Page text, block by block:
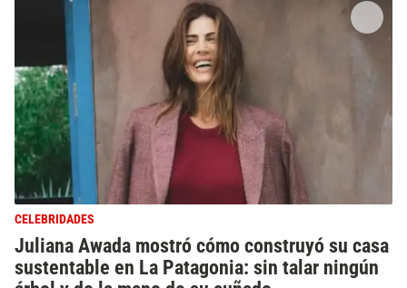
CELEBRIDADES
Juliana Awada mostró cómo construyó su casa
sustentable en La Patagonia: sin talar ningún